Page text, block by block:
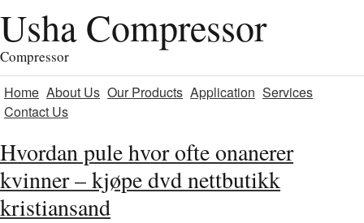
Usha Compressor
Compressor
Home About Us Our Products Application Services
Contact Us
Hvordan pule hvor ofte onanerer
kvinner – kjøpe dvd nettbutikk
kristiansand